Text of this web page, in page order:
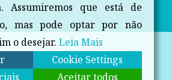
Assumiremos que está de
mas pode optar por não
o desejar. Leia Mais
Cookie Settings
Aceitar todos